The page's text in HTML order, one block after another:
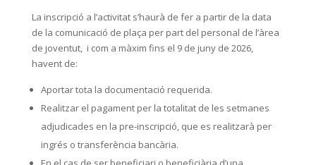
La inscripció a l’activitat s’haurà de fer a partir de la data
de la comunicació de plaça per part del personal de l’àrea
de joventut, i com a màxim fins el 9 de juny de 2026,
havent de:
Aportar tota la documentació requerida.
Realitzar el pagament per la totalitat de les setmanes
adjudicades en la pre-inscripció, que es realitzarà per
ingrés o transferència bancària.